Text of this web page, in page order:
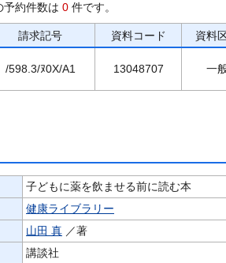
予約件数は 0 件です。
請求記号 資料コード 資料
/598.3/ﾇ0X/A1 13048707 一
子どもに薬を飲ませる前に読む本
健康ライブラリー
山田 真 ／著
講談社